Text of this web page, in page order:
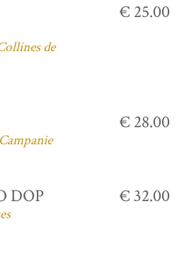
de
€ 25.00
€ 28.00
DOP € 32.00